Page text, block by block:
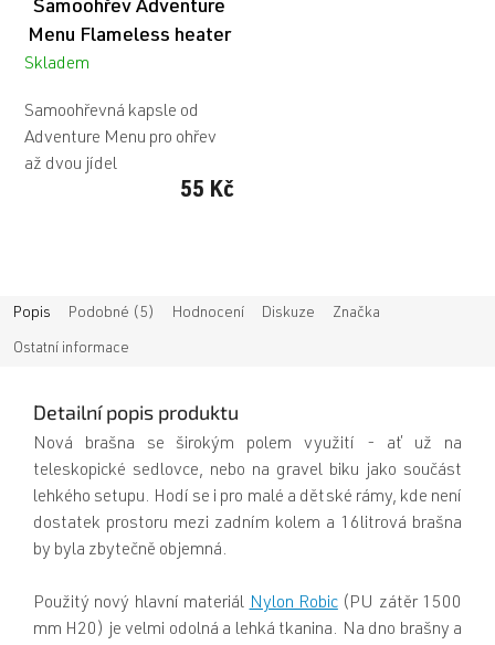
Samoohřev Adventure
Menu Flameless heater
Skladem
55 Kč
Samoohřevná kapsle od
Adventure Menu pro ohřev
až dvou jídel
Popis Podobné (5) Hodnocení Diskuze Značka
Ostatní informace
Detailní popis produktu
Nová brašna se širokým polem využití - ať už na
teleskopické sedlovce, nebo na gravel biku jako součást
lehkého setupu. Hodí se i pro malé a dětské rámy, kde není
dostatek prostoru mezi zadním kolem a 16litrová brašna
by byla zbytečně objemná.
Použitý nový hlavní materiál Nylon Robic(PU zátěr 1500
mm H20) je velmi odolná a lehká tkanina. Na dno brašny a